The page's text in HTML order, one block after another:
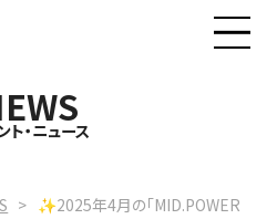
ト・ニュース
✨2025年4月の「MID.POWER